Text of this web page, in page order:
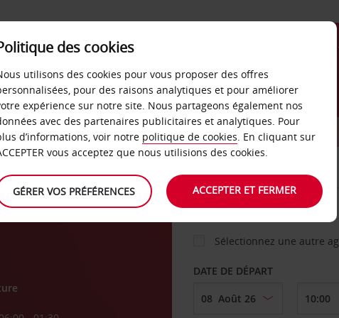
LIBRE-SERVICE
VOITURE
AGENCE DE DÉPART
Sélectionnez une autre
DATE DE DÉPART
des cookies
utilisons des cookies pour vous proposer des offres
pour des raisons analytiques et pour améliorer
expérience sur notre site. Nous partageons également nos
avec des partenaires publicitaires et analytiques. Pour
d’informations, voir notre politique de cookies. En cliquant sur
vous acceptez que nous utilisions des cookies.
GÉRER VOS PRÉFÉRENCES ACCEPTER ET FERMER